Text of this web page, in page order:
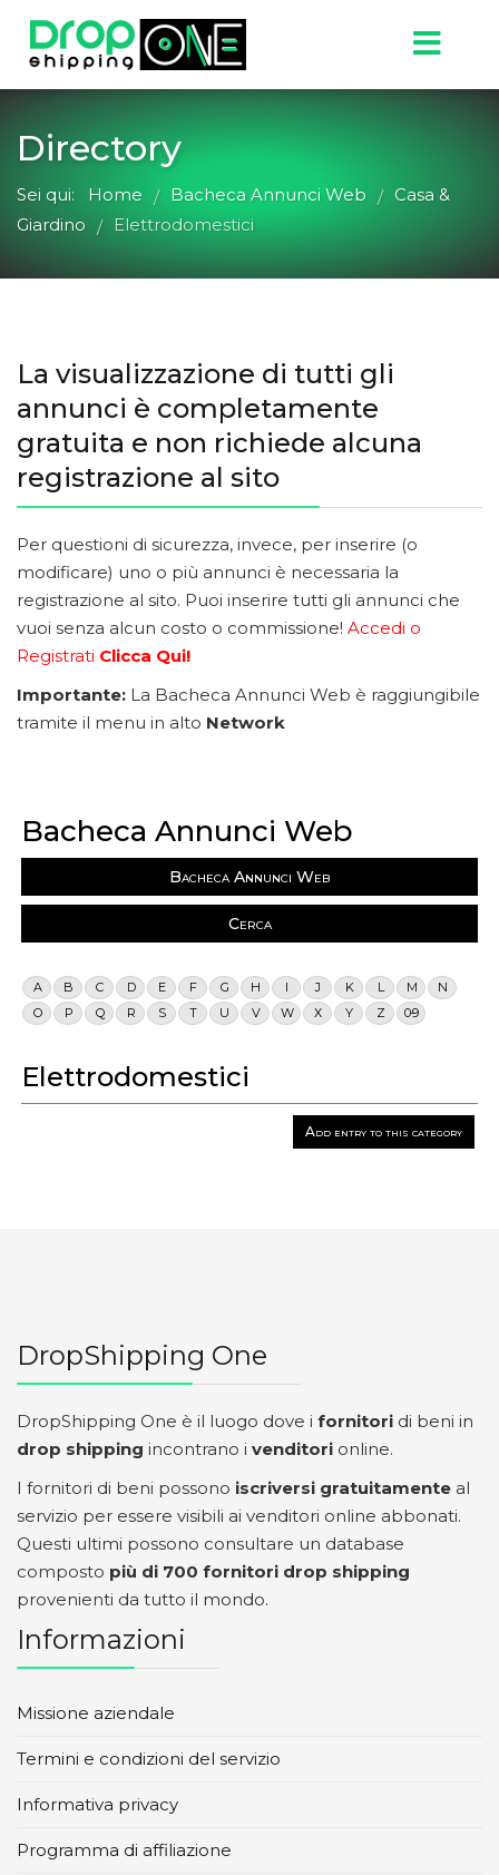
Directory
Sei qui: Home / Bacheca Annunci Web / Casa &
Giardino
/ Elettrodomestici
La visualizzazione di tutti gli
annunci è completamente
gratuita e non richiede alcuna
registrazione al sito
Per questioni di sicurezza, invece, per inserire (o
modificare) uno o più annunci è necessaria la
registrazione al sito. Puoi inserire tutti gli annunci che
vuoi senza alcun costo o commissione! Accedi o
Registrati Clicca Qui!
Importante: La Bacheca Annunci Web è raggiungibile
tramite il menu in alto Network
Bacheca Annunci Web
Bacheca Annunci Web
Cerca
A B C D E F G H I J K L M
N
O
P Q R S T U V W X Y Z 0-9
Elettrodomestici
Add entry to this category
DropShipping One
DropShipping One è il luogo dove i fornitori di beni in
drop shipping incontrano i venditori online.
I fornitori di beni possono iscriversi gratuitamente al
servizio per essere visibili ai venditori online abbonati.
Questi ultimi possono consultare un database
composto più di 700 fornitori drop shipping
provenienti da tutto il mondo.
Informazioni
Missione aziendale
Termini e condizioni del servizio
Informativa privacy
Programma di affiliazione